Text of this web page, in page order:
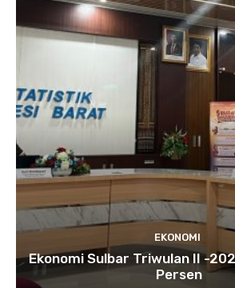
EKONOMI
Ekonomi Sulbar Triwulan II -
Persen